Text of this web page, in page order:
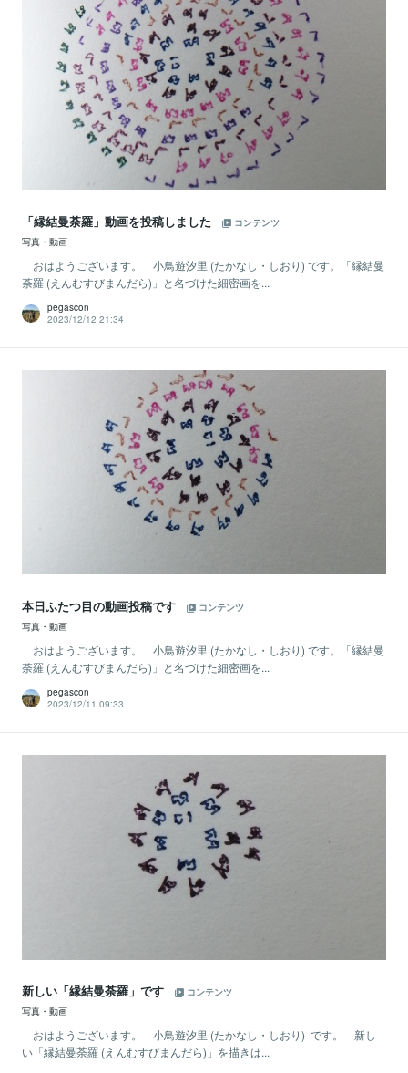
「縁結曼荼羅」動画を投稿しました
コンテンツ
写真・動画
おはようございます。 小鳥遊汐里 (たかなし・しおり) です。「縁結曼
荼羅 (えんむすびまんだら)」と名づけた細密画を...
pegascon
2023/12/12 21:34
本日ふたつ目の動画投稿です
コンテンツ
写真・動画
おはようございます。 小鳥遊汐里 (たかなし・しおり) です。「縁結曼
荼羅 (えんむすびまんだら)」と名づけた細密画を...
pegascon
2023/12/11 09:33
新しい「縁結曼荼羅」です
コンテンツ
写真・動画
おはようございます。 小鳥遊汐里 (たかなし・しおり) です。 新し
い「縁結曼荼羅 (えんむすびまんだら)」を描きは...